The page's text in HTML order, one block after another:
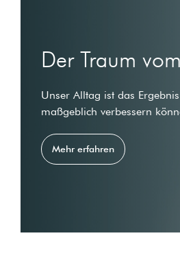
Der Traum
Unser Alltag ist das
maßgeblich verbessern
Mehr erfahren